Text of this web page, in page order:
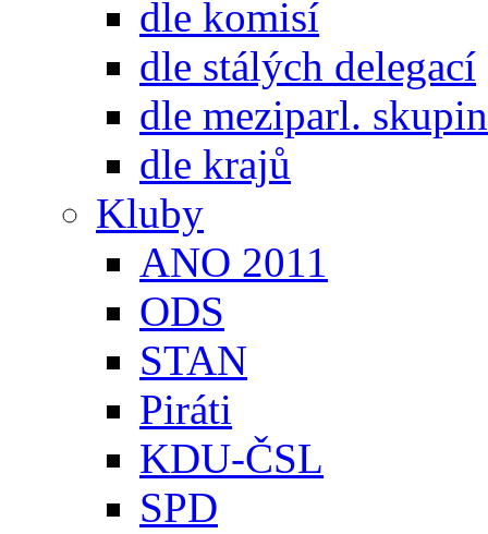
dle komisí
dle stálých delegací
dle meziparl. skupin
dle krajů
Kluby
ANO 2011
ODS
STAN
Piráti
KDU-ČSL
SPD